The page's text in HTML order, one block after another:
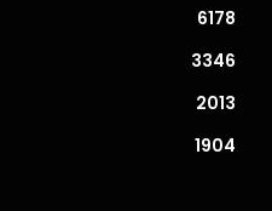
6178
3346
2013
1904